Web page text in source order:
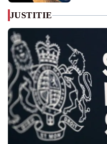
JUSTITIE